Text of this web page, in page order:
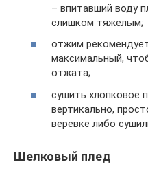
– впитавший воду
слишком тяжелым;
отжим
максимальный,
отжата;
сушить хлопковое
вертикально,
веревке либо
Шелковый плед